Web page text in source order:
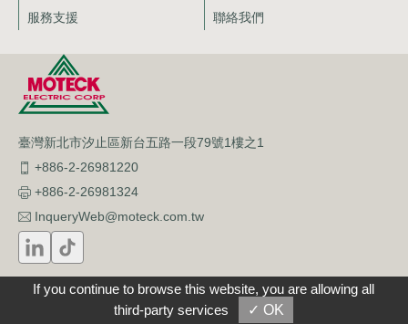
服務支援
聯絡我們
臺灣新北市汐止區新台五路一段79號1樓之1
+886-2-26981220
+886-2-26981324
InqueryWeb@moteck.com.tw
© 模帝科電子科技股份有限公司
隱私權政策
English 繁體版 简体版
If you continue to browse this website, you are allowing all
third-party services
✓ OK